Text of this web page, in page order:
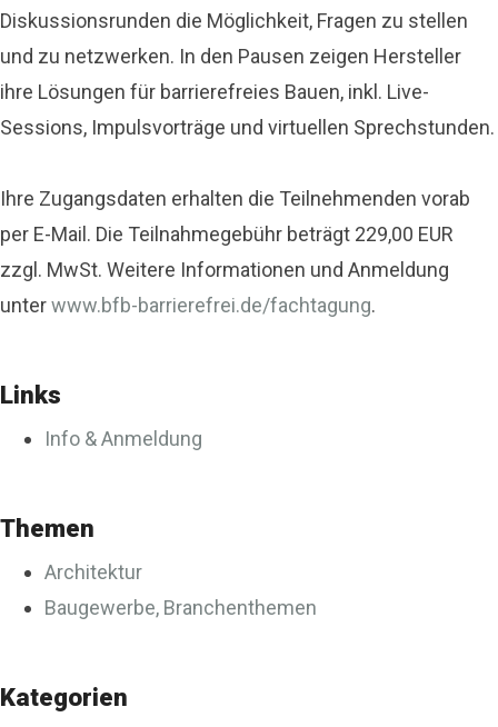
Diskussionsrunden die Möglichkeit, Fragen zu stellen
und zu netzwerken. In den Pausen zeigen Hersteller
ihre Lösungen für barrierefreies Bauen, inkl. Live-
Sessions, Impulsvorträge und virtuellen Sprechstunden.
Ihre Zugangsdaten erhalten die Teilnehmenden vorab
per E-Mail. Die Teilnahmegebühr beträgt 229,00 EUR
zzgl. MwSt. Weitere Informationen und Anmeldung
unterwww.bfb-barrierefrei.de/fachtagung.
Links
Info & Anmeldung
Themen
Architektur
Baugewerbe, Branchenthemen
Kategorien